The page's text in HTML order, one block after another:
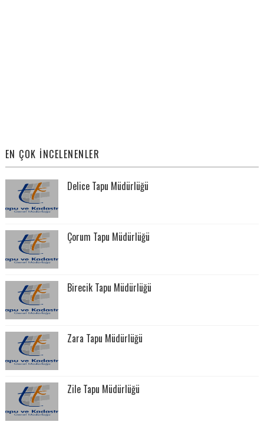
EN ÇOK İNCELENENLER
Delice Tapu Müdürlüğü
Çorum Tapu Müdürlüğü
Birecik Tapu Müdürlüğü
Zara Tapu Müdürlüğü
Zile Tapu Müdürlüğü